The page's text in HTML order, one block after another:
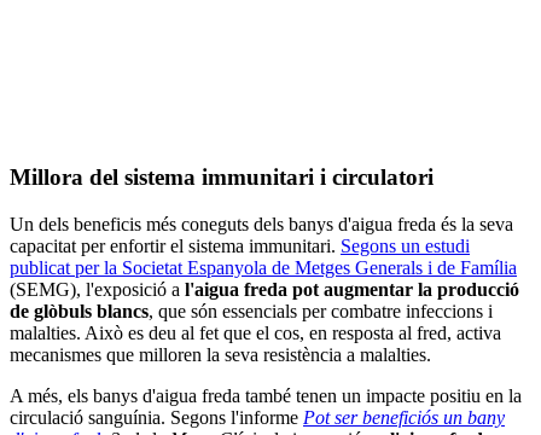
Millora del sistema immunitari i circulatori
Un dels beneficis més coneguts dels banys d'aigua freda és la seva
capacitat per enfortir el sistema immunitari. Segons un estudi
publicat per la Societat Espanyola de Metges Generals i de Família
(SEMG), l'exposició a l'aigua freda pot augmentar la producció
de glòbuls blancs, que són essencials per combatre infeccions i
malalties. Això es deu al fet que el cos, en resposta al fred, activa
mecanismes que milloren la seva resistència a malalties.
A més, els banys d'aigua freda també tenen un impacte positiu en la
circulació sanguínia. Segons l'informe Pot ser beneficiós un bany